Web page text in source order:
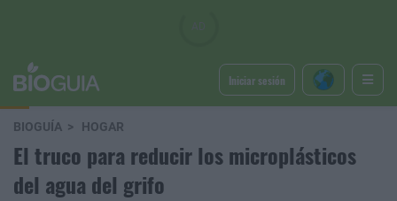
Iniciar sesión
BIOGUÍA HOGAR
El truco para reducir los microplásticos
del agua del grifo